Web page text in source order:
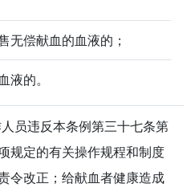
无偿献血的血液的；
液的。
员违反本条例第三十七条第
规定的有关操作规程和制度
令改正；给献血者健康造成